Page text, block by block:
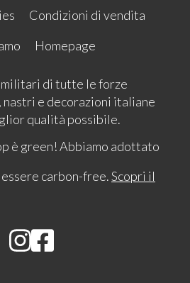
Condizioni di vendita
Homepage
di tutte le forze
e decorazioni italiane
qualità possibile.
è green! Abbiamo adottato
carbon-free.Scopri il